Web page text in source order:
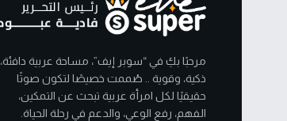
مرحبًا بكِ في “سوبر إيف”، مساحة عربية دافئة،
ذكية، وقوية .. صُممت خصيصًا لتكون صوتًا
حقيقيًا لكل امرأة عربية تبحث عن التمكين،
الفهم، رفع الوعي، والدعم في رحلة الحياة.